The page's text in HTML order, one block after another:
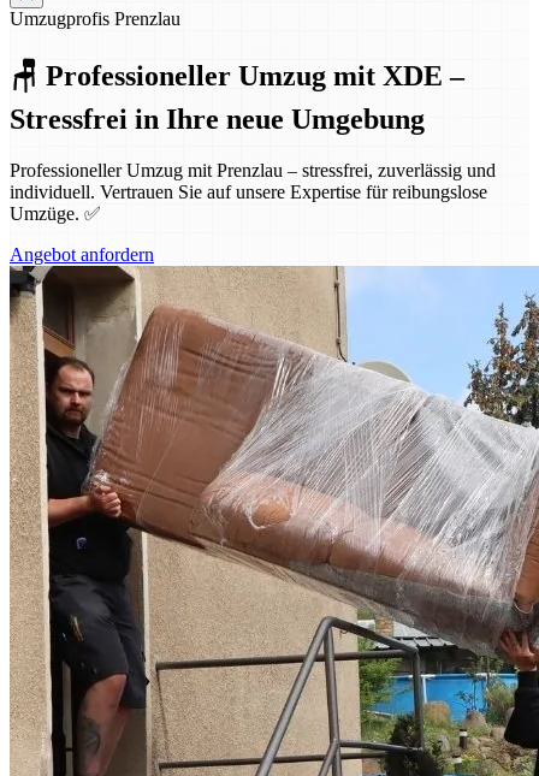
Umzugprofis Prenzlau
🪑 Professioneller Umzug mit XDE –
Stressfrei in Ihre neue Umgebung
Professioneller Umzug mit Prenzlau – stressfrei, zuverlässig und
individuell. Vertrauen Sie auf unsere Expertise für reibungslose
Umzüge. ✅
Angebot anfordern